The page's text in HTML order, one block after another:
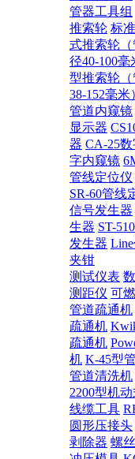
管器工具组
推索轮 标
式推索轮
径40-100毫
型推索轮（
38-152毫
管道内窥镜
显示器
器 CA-25
字内窥镜
管线定位仪
SR-60管线
信号发生器
生器 ST-
发生器
夹钳
测试仪表
测距仪 可
管道疏通机
疏通机
疏通机
机 K-45型
管道清洗机
2200型机
线缆工具
圆形压接头
剥除器 螺